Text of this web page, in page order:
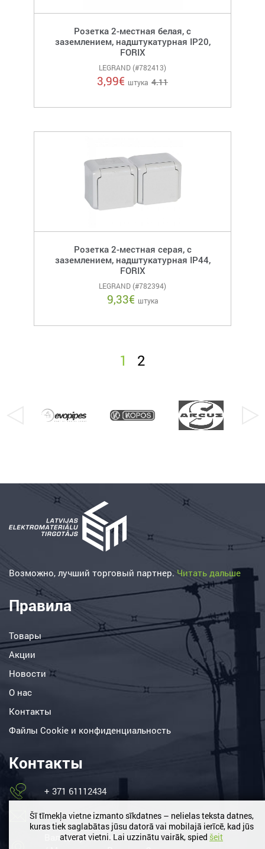
Розетка 2-местная белая, с
заземлением, надштукатурная IP20,
FORIX
LEGRAND (#782413)
3,99€ штука 4.11
Розетка 2-местная серая, с
заземлением, надштукатурная IP44,
FORIX
LEGRAND (#782394)
9,33€ штука
1 2
Возможно, лучший торговый партнер. Читать дальше
Правила
Товары
Акции
Новости
О нас
Контакты
Файлы Сookie и конфиденциальность
Контакты
+ 371 61112434
birojs@lemt.lv
Вальдлаучи, Кекавас нов.
Šī tīmekļa vietne izmanto sīkdatnes – nelielas teksta datnes,
kuras tiek saglabātas jūsu datorā vai mobilajā ierīcē, kad jūs
atverat vietni. Lai uzzinātu vairāk, spied šeit